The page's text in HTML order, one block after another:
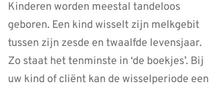
Kinderen worden meestal tandeloos
geboren. Een kind wisselt zijn melkgebit
tussen zijn zesde en twaalfde levensjaar.
Zo staat het tenminste in ‘de boekjes’. Bij
uw kind of cliënt kan de wisselperiode een